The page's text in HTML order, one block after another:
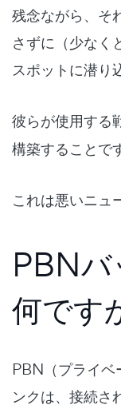
残念ながら、そ
さずに（少なく
スポットに潜り
彼らが使用する
構築することで
これは悪いニュ
PBNバ
何です
PBN（プライベ
ンクは、接続さ